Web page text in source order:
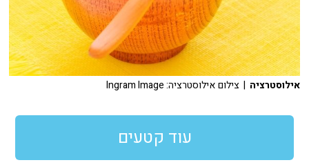
אילוסטרציה | צילום אילוסטרציה: Ingram Image
עוד קטעים